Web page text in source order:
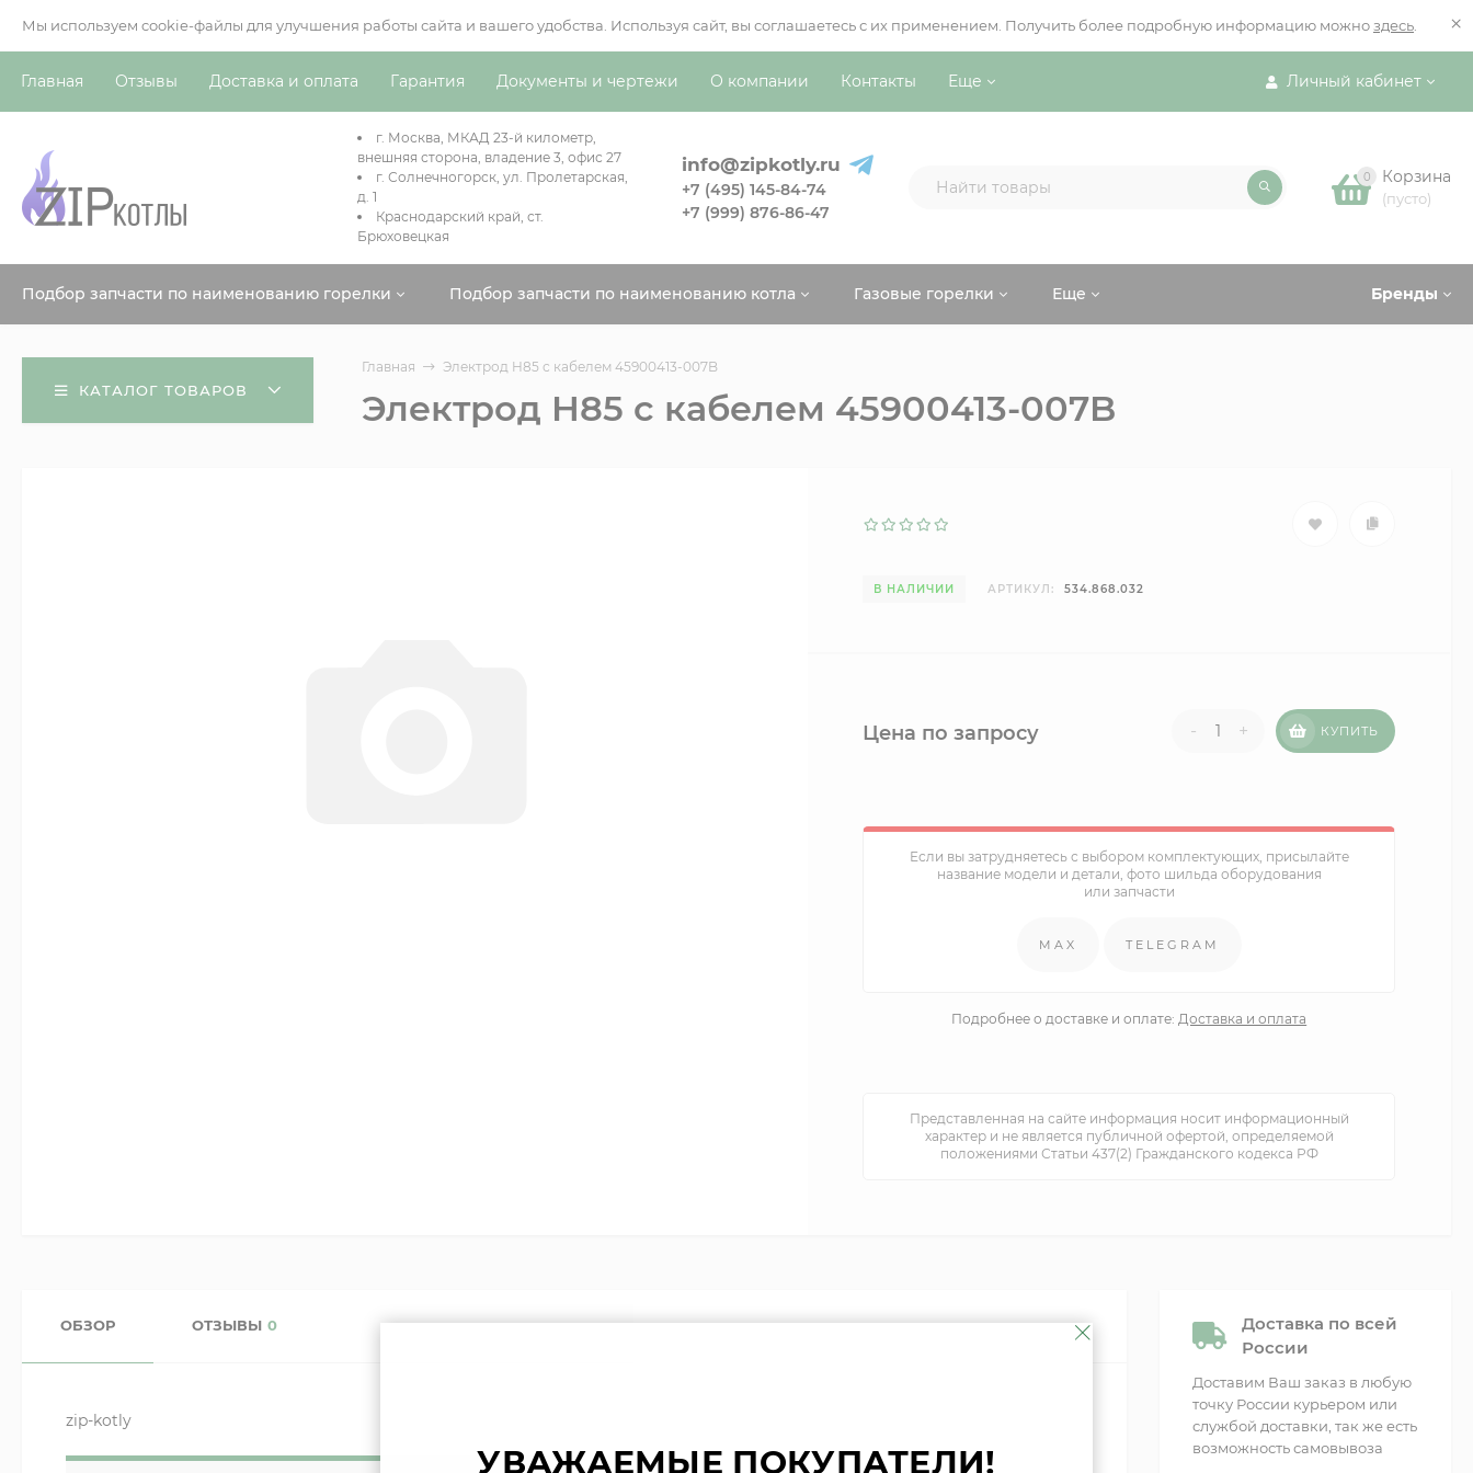
Мы используем cookie-файлы для улучшения работы сайта и вашего удобства. Используя сайт, вы соглашаетесь с их применением. Получить более подробную информацию можно здесь ×
Личный кабинет
Главная Отзывы Доставка и оплата Гарантия Документы и чертежи О компании Контакты Еще
г. Москва, МКАД 23-й километр,
внешняя сторона, владение 3, офис 27
г. Солнечногорск, ул. Пролетарская,
д. 1
Краснодарский край, ст.
Брюховецкая
info@zipkotly.ru
+7 (495) 145-84-74
+7 (999) 876-86-47
0 Корзина
(пусто)
Бренды
Подбор запчасти по наименованию горелки Подбор запчасти по наименованию котла Газовые горелки Еще
КАТАЛОГ ТОВАРОВ
Главная Электрод H85 с кабелем 45900413-007B
Электрод H85 с кабелем 45900413-007B
В НАЛИЧИИ АРТИКУЛ: 534.868.032
Цена по запросу - + КУПИТЬ
Если вы затрудняетесь с выбором комплектующих, присылайте
название модели и детали, фото шильда оборудования
или запчасти
MAX TELEGRAM
Подробнее о доставке и оплате:Доставка и оплата
Представленная на сайте информация носит информационный
характер и не является публичной офертой, определяемой
положениями Статьи 437(2) Гражданского кодекса РФ
ОБЗОР ОТЗЫВЫ 0
zip-kotly
Доставка по всей
России
Доставим Ваш заказ в любую
точку России курьером или
службой доставки, так же есть
возможность самовывоза
УВАЖАЕМЫЕ ПОКУПАТЕЛИ!